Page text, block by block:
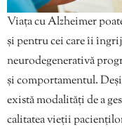
Viața cu Alzheimer
și pentru cei care îi
neurodegenerativă
și comportamentul.
există modalități de a
calitatea vieții